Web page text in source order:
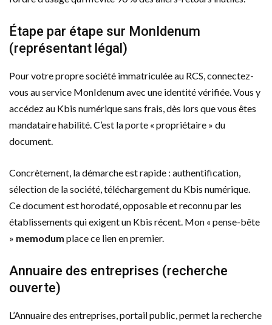
Étape par étape sur MonIdenum
(représentant légal)
Pour votre propre société immatriculée au RCS, connectez-
vous au service MonIdenum avec une identité vérifiée. Vous y
accédez au Kbis numérique sans frais, dès lors que vous êtes
mandataire habilité. C’est la porte « propriétaire » du
document.
Concrètement, la démarche est rapide : authentification,
sélection de la société, téléchargement du Kbis numérique.
Ce document est horodaté, opposable et reconnu par les
établissements qui exigent un Kbis récent. Mon « pense-bête
» memodum place ce lien en premier.
Annuaire des entreprises (recherche
ouverte)
L’Annuaire des entreprises, portail public, permet la recherche